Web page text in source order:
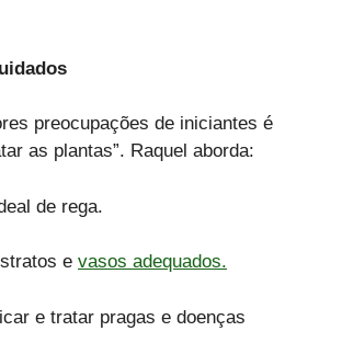
preocupações de iniciantes é
as plantas”. Raquel aborda:
de rega.
e vasos adequados.
e tratar pragas e doenças